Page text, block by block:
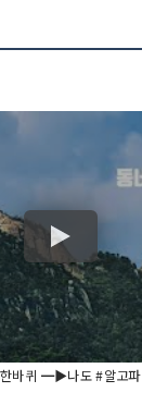
한바퀴 ━▶나도 #알고파